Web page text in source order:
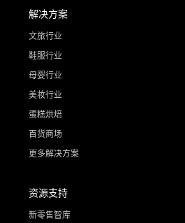
解决方案
文旅行业
鞋服行业
母婴行业
美妆行业
蛋糕烘焙
百货商场
更多解决方案
资源支持
新零售智库